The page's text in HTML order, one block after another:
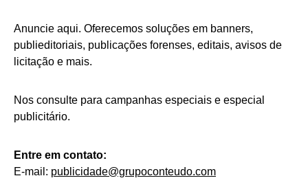
Anuncie aqui. Oferecemos soluções em banners,
publieditoriais, publicações forenses, editais, avisos de
licitação e mais.
Nos consulte para campanhas especiais e especial
publicitário.
Entre em contato:
E-mail: publicidade@grupoconteudo.com